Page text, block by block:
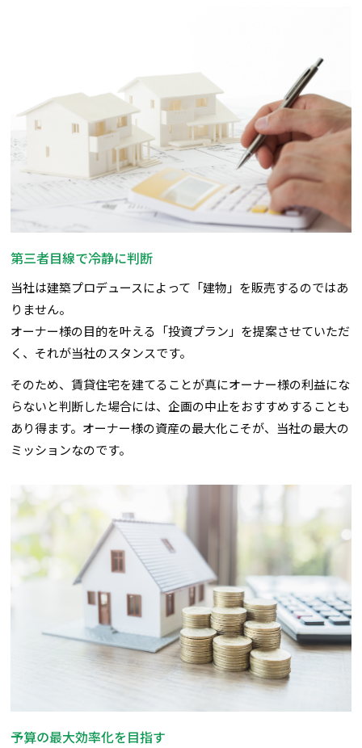
第三者目線で冷静に判断
当社は建築プロデュースによって「建物」を販売するのではあ
りません。
オーナー様の目的を叶える「投資プラン」を提案させていただ
く、それが当社のスタンスです。
そのため、賃貸住宅を建てることが真にオーナー様の利益にな
らないと判断した場合には、企画の中止をおすすめすることも
あり得ます。オーナー様の資産の最大化こそが、当社の最大の
ミッションなのです。
予算の最大効率化を目指す